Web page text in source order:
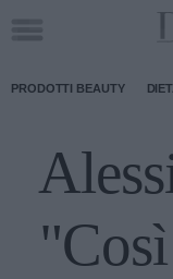
PRODOTTI BEAUTY